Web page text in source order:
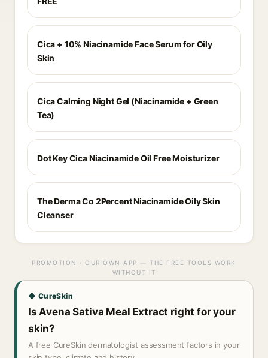
Cica + 10% Niacinamide Face Serum for Oily
Skin
Cica Calming Night Gel (Niacinamide + Green
Tea)
Dot Key Cica Niacinamide Oil Free Moisturizer
The Derma Co 2Percent Niacinamide Oily Skin
Cleanser
PROMOTION · OUR OWN APP — THE FREE TOOLS WORK
WITHOUT IT
◆ CureSkin
Is Avena Sativa Meal Extract right for your
skin?
A free CureSkin dermatologist assessment factors in your